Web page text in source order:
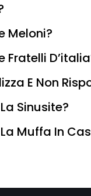
Meloni?
Fratelli
E Non
Sinusite?
Muffa In